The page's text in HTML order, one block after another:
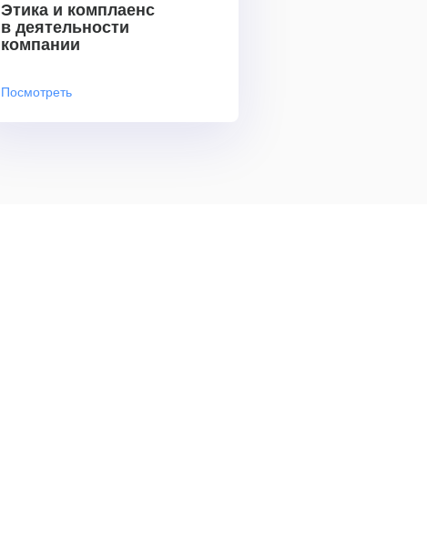
Этика и комплаенс
в деятельности
компании
Посмотреть